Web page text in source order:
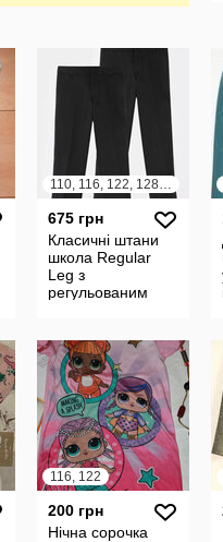
110, 116, 122, 128, 134, 140, 146, 152, 158, 164
675 грн
Класичні штани
школа Regular
Leg з
регульованим
George англія
116, 122
200 грн
Нічна сорочка